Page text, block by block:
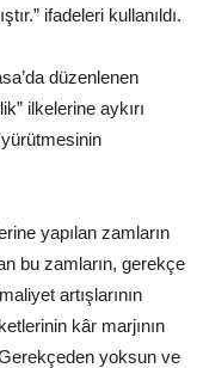
ifadeleri kullanıldı.
düzenlenen
ilkelerine aykırı
yapılan zamların
bu zamların, gerekçe
artışlarının
kâr marjının
Gerekçeden yoksun ve